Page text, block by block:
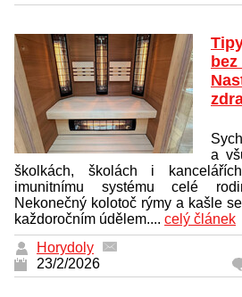
a
školkách, školách i
imunitnímu systému celé
Nekonečný kolotoč rýmy a kašle
každoročním údělem.... celý článek
Horydoly
23/2/2026